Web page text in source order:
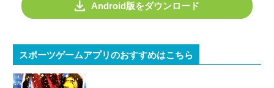
Android版をダウンロード
スポーツゲームアプリのおすすめはこちら